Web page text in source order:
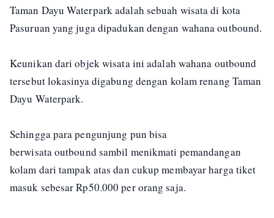
Taman Dayu Waterpark adalah sebuah wisata di kota
Pasuruan yang juga dipadukan dengan wahana outbound.
Keunikan dari objek wisata ini adalah wahana outbound
tersebut lokasinya digabung dengan kolam renang Taman
Dayu Waterpark.
Sehingga para pengunjung pun bisa
berwisata outbound sambil menikmati pemandangan
kolam dari tampak atas dan cukup membayar harga tiket
masuk sebesar Rp50.000 per orang saja.